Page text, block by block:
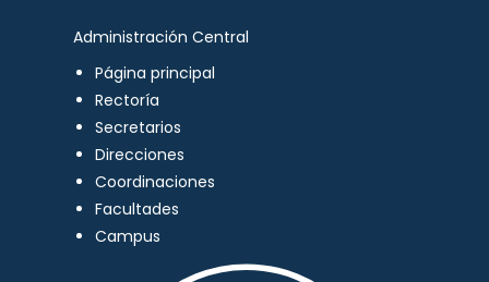
Administración Central
Página principal
Rectoría
Secretarios
Direcciones
Coordinaciones
Facultades
Campus